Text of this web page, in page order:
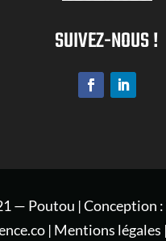
SUIVEZ-NOUS !
— Poutou | Conception :
| Mentions légales